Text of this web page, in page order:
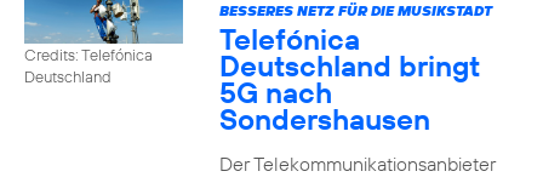
Credits: Telefónica
Deutschland
BESSERES NETZ FÜR DIE MUSIKSTADT
Telefónica
Deutschland bringt
5G nach
Sondershausen
Der Telekommunikationsanbieter